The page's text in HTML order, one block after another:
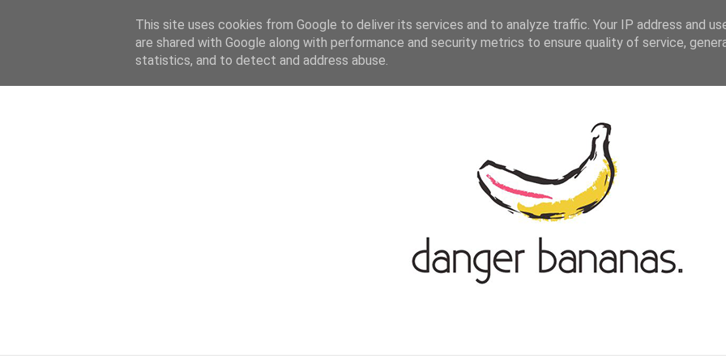
HOME KATEGORIEN ASIAN-GERMAN BLOGROLL KONTAKT
This site uses cookies from Google to deliver its services and to analyze traffic. Your IP address and
are shared with Google along with performance and security metrics to ensure quality of service,
statistics, and to detect and address abuse.